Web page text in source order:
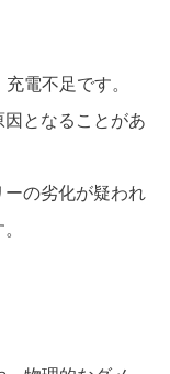
電不足です。
となることがあ
の劣化が疑われ